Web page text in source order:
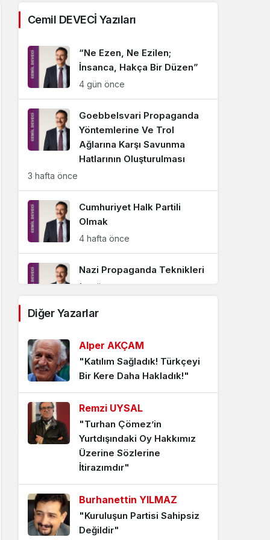
Sistem Modu
Sistem modunu seçin.
Cemil DEVECİ Yazıları
“Ne Ezen, Ne Ezilen;
İnsanca, Hakça Bir Düzen”
4 gün önce
Goebbelsvari Propaganda
Yöntemlerine Ve Trol
Ağlarına Karşı Savunma
Hatlarının Oluşturulması
3 hafta önce
Cumhuriyet Halk Partili
Olmak
4 hafta önce
Nazi Propaganda Teknikleri
1 ay önce
Cumhuriyet’in Yeniden
Kuruluşu mu?
1 ay önce
Demokratik Devlet ve
Yurttaşlık Projesi
2 ay önce
CHP’nin İçine Düşürüldüğü
Durum ve Çıkış Yolu
2 ay önce
İnsanın Torak Gibi
Diğer Yazarlar
Alper AKÇAM
"Katılım Sağladık! Türkçeyi
Bir Kere Daha Hakladık!"
Remzi UYSAL
"Turhan Çömez’in
Yurtdışındaki Oy Hakkımız
Üzerine Sözlerine
İtirazımdır"
Burhanettin YILMAZ
"Kuruluşun Partisi Sahipsiz
Değildir"